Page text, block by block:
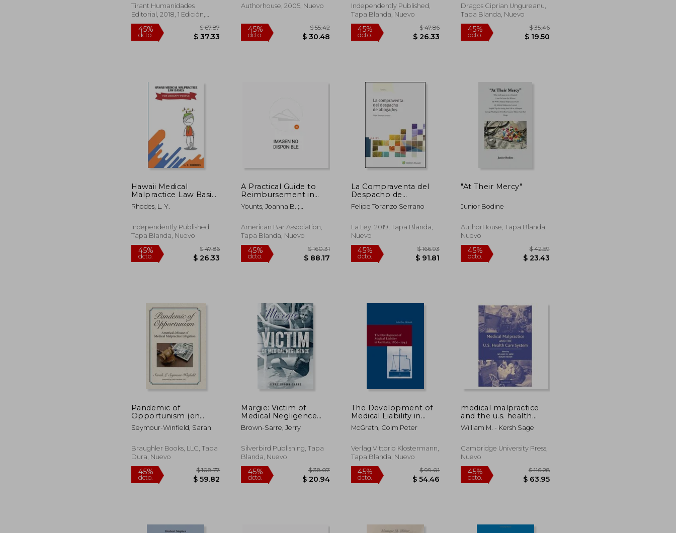
Tirant Humanidades
Editorial, 2018, 1 Edición,
Tapa Blanda, Nuevo
$ 37.33
Authorhouse, 2005, Nuevo
$ 30.48
Independently Published,
Tapa Blanda, Nuevo
$ 47.86
$ 26.33
Account Balance
Register; Checking
Register (Checkbook
Ledger) (en Inglés)
Dragos Ciprian Ungureanu,
Tapa Blanda, Nuevo
Hawaii Medical
Malpractice Law Basics
For Unhappy People
(en Inglés)
Rhodes, L. Y.
Independently Published,
Tapa Blanda, Nuevo
45%
dcto.
$ 47.86
$ 26.33
A Practical Guide to
Reimbursement in
Managed Care (en
Inglés)
Younts, Joanna B. ;
Stevens, Franklin
American Bar Association,
Tapa Blanda, Nuevo
45%
dcto.
$ 160.31
$ 88.17
La Compraventa del
Despacho de
Abogados
Felipe Toranzo Serrano
La Ley, 2019, Tapa Blanda,
Nuevo
45%
dcto.
$ 166.93
$ 91.81
"At Their Mercy"
Junior Bodine
AuthorHouse, Tapa Blanda,
Nuevo
45%
dcto.
Pandemic of
Opportunism (en
Inglés)
Seymour-Winfield, Sarah
Braughler Books, LLC, Tapa
Dura, Nuevo
Margie: Victim of
Medical Negligence
(en Inglés)
Brown-Sarre, Jerry
Silverbird Publishing, Tapa
Blanda, Nuevo
The Development of
Medical Liability in
Germany, 1800-1945
(en Inglés)
McGrath, Colm Peter
Verlag Vittorio Klostermann,
Tapa Blanda, Nuevo
medical malpractice
and the u.s. health
care system
William M. - Kersh Sage
Cambridge University Press,
Nuevo